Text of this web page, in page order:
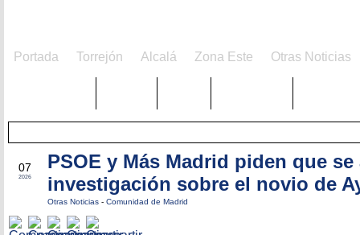
Portada Torrejón Alcalá Zona Este Otras Noticias
07
2026
PSOE y Más Madrid piden que
investigación sobre el novio de
Otras Noticias - Comunidad de Madrid